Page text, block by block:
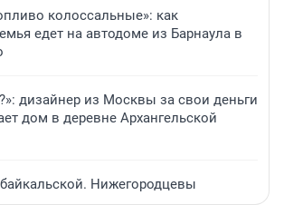
колоссальные»: как
едет на автодоме из Барнаула в
дизайнер из Москвы за свои деньги
дом в деревне Архангельской
Нижегородцевы